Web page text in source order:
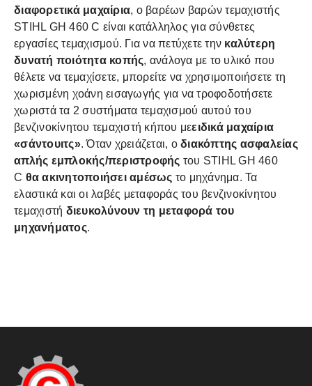
διαφορετικά μαχαίρια, ο βαρέων βαρών τεμαχιστής
STIHL GH 460 C είναι κατάλληλος για σύνθετες
εργασίες τεμαχισμού. Για να πετύχετε την καλύτερη
δυνατή ποιότητα κοπής, ανάλογα με το υλικό που
θέλετε να τεμαχίσετε, μπορείτε να χρησιμοποιήσετε τη
χωρισμένη χοάνη εισαγωγής για να τροφοδοτήσετε
χωριστά τα 2 συστήματα τεμαχισμού αυτού του
βενζινοκίνητου τεμαχιστή κήπου μεειδικά μαχαίρια
«σάντουιτς». Όταν χρειάζεται, ο διακόπτης ασφαλείας
απλής εμπλοκής/περιστροφής του STIHL GH 460
C θα ακινητοποιήσει αμέσως το μηχάνημα. Τα
ελαστικά και οι λαβές μεταφοράς του βενζινοκίνητου
τεμαχιστή διευκολύνουν τη μεταφορά του
μηχανήματος.